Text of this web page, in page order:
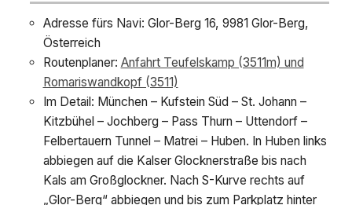
Adresse fürs Navi: Glor-Berg 16, 9981 Glor-Berg,
Österreich
Routenplaner: Anfahrt Teufelskamp (3511m) und
Romariswandkopf (3511)
Im Detail: München – Kufstein Süd – St. Johann –
Kitzbühel – Jochberg – Pass Thurn – Uttendorf –
Felbertauern Tunnel – Matrei – Huben. In Huben links
abbiegen auf die Kalser Glocknerstraße bis nach
Kals am Großglockner. Nach S-Kurve rechts auf
„Glor-Berg“ abbiegen und bis zum Parkplatz hinter